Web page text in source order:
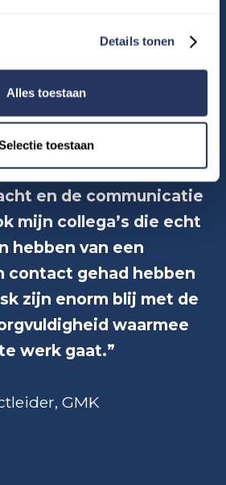
Details tonen
Alles toestaan
toestaan
directeur van Mediatic
met Beep for Help
prettig én positief
sluit goed aan bij
inzetbaarheid en
kijken. Er werd
en de communicatie
mijn collega’s die echt
hebben van een
contact gehad hebben
zijn enorm blij met de
waarmee
werk gaat.”
GMK